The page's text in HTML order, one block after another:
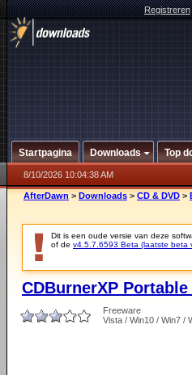
Registreren
Startpagina Downloads Top
8/10/2026 10:04:38 AM
AfterDawn > Downloads > CD & DVD >
Dit is een oude versie van deze
of de v4.5.7.6593 Beta (laatste beta
CDBurnerXP Portable
Freeware
Vista / Win10 / Win7 /